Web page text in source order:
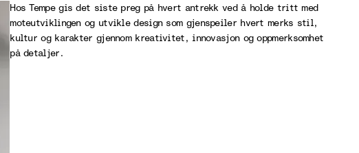
Hos Tempe gis det siste preg på hvert antrekk ved å holde tritt med
moteutviklingen og utvikle design som gjenspeiler hvert merks stil,
kultur og karakter gjennom kreativitet, innovasjon og oppmerksomhet
på detaljer.